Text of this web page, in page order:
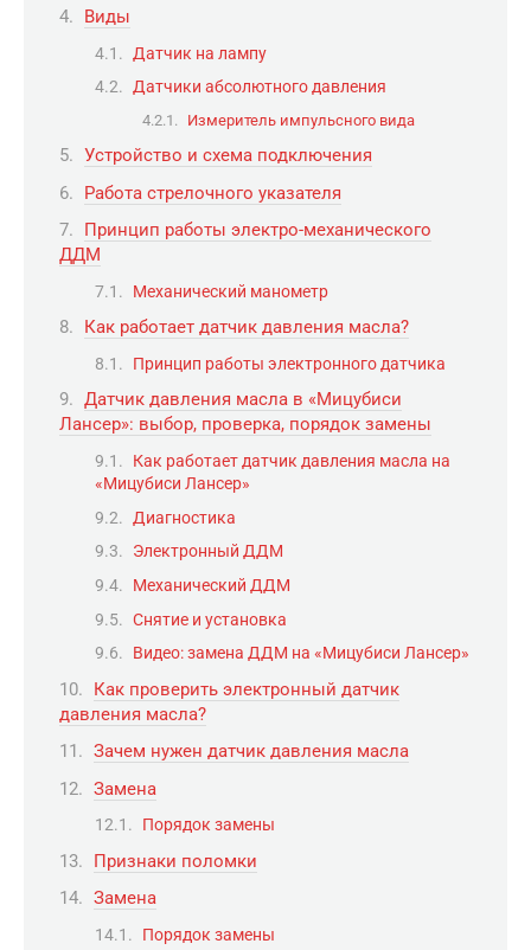
Виды
Датчик на лампу
Датчики абсолютного давления
Измеритель импульсного вида
Устройство и схема подключения
Работа стрелочного указателя
Принцип работы электро-механического
ДДМ
Механический манометр
Как работает датчик давления масла?
Принцип работы электронного датчика
Датчик давления масла в «Мицубиси
Лансер»: выбор, проверка, порядок замены
Как работает датчик давления масла на
«Мицубиси Лансер»
Диагностика
Электронный ДДМ
Механический ДДМ
Снятие и установка
Видео: замена ДДМ на «Мицубиси Лансер»
Как проверить электронный датчик
давления масла?
Зачем нужен датчик давления масла
Замена
Порядок замены
Признаки поломки
Замена
Порядок замены